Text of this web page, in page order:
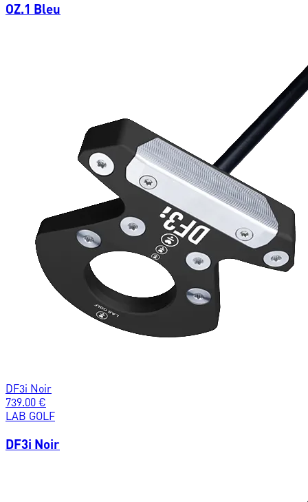
OZ.1 Bleu
DF3i Noir
739.00 €
LAB GOLF
DF3i Noir